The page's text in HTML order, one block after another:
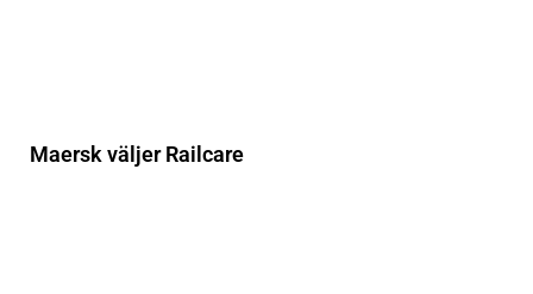
Maersk väljer Railcare